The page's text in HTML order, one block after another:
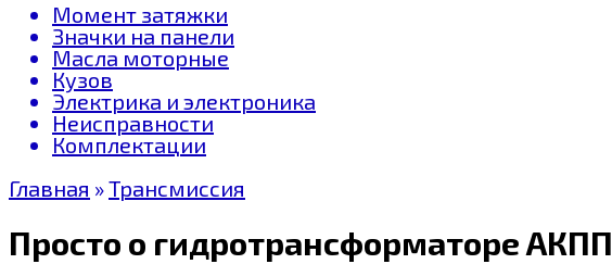
Момент затяжки
Значки на панели
Масла моторные
Кузов
Электрика и электроника
Неисправности
Комплектации
Главная »Трансмиссия
Просто о гидротрансформаторе АКПП